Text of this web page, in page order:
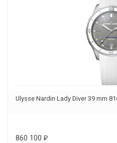
Ulysse Nardin Lady Diver 39 mm
860 100 ₽